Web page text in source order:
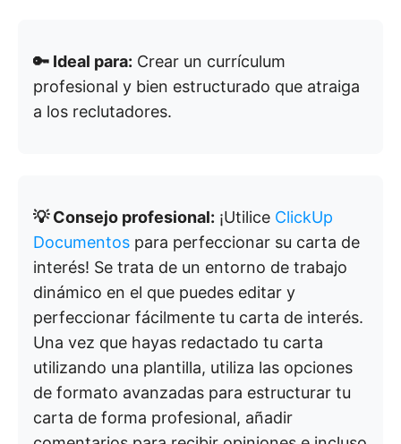
🔑 Ideal para: Crear un currículum
profesional y bien estructurado que atraiga
a los reclutadores.
💡 Consejo profesional: ¡Utilice ClickUp
Documentos para perfeccionar su carta de
interés! Se trata de un entorno de trabajo
dinámico en el que puedes editar y
perfeccionar fácilmente tu carta de interés.
Una vez que hayas redactado tu carta
utilizando una plantilla, utiliza las opciones
de formato avanzadas para estructurar tu
carta de forma profesional, añadir